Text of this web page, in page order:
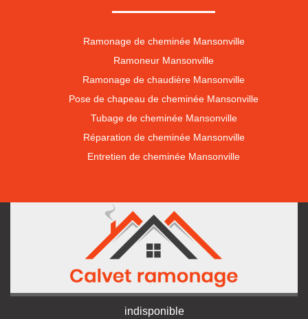
Ramonage de cheminée Mansonville
Ramoneur Mansonville
Ramonage de chaudière Mansonville
Pose de chapeau de cheminée Mansonville
Tubage de cheminée Mansonville
Réparation de cheminée Mansonville
Entretien de cheminée Mansonville
indisponible